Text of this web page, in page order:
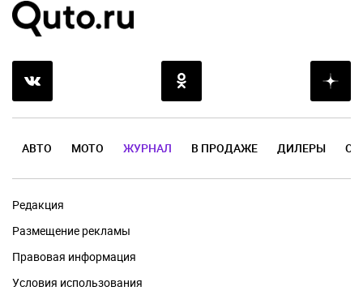
АВТО МОТО ЖУРНАЛ В ПРОДАЖЕ ДИЛЕРЫ
Редакция
Размещение рекламы
Правовая информация
Условия использования